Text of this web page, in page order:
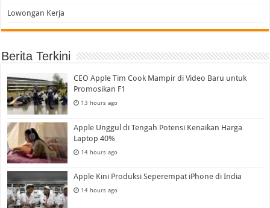
Lowongan Kerja
Berita Terkini
CEO Apple Tim Cook Mampir di Video Baru untuk
Promosikan F1
13 hours ago
Apple Unggul di Tengah Potensi Kenaikan Harga
Laptop 40%
14 hours ago
Apple Kini Produksi Seperempat iPhone di India
14 hours ago